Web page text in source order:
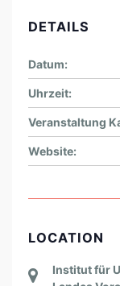
H
D
E
S
U
M
E
L
T
I
DETAILS
Datum:
Uhrzeit:
Veranstaltung
Website:
LOCATION
Institut für